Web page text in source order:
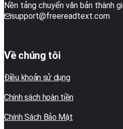
Nền tảng chuyển văn bản thành
support@freereadtext.com
Về chúng tôi
Điều khoản sử dụng
Chính sách hoàn tiền
Chính Sách Bảo Mật